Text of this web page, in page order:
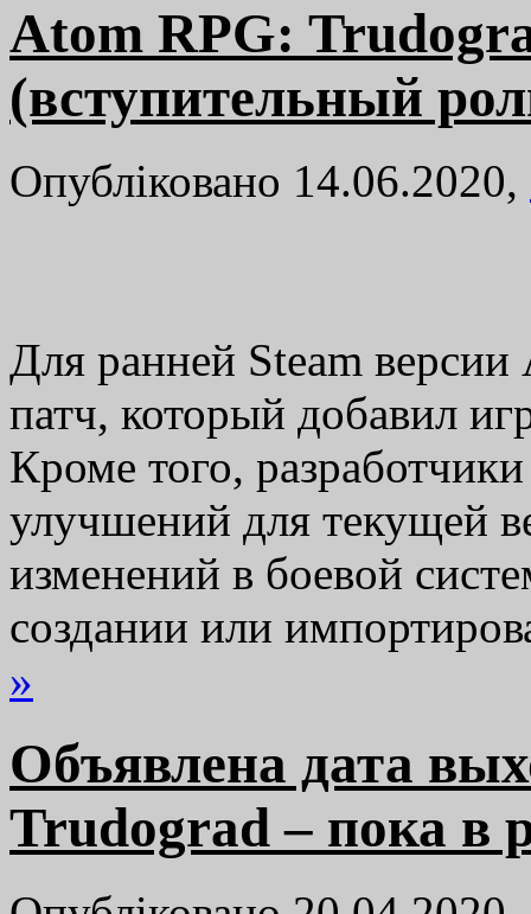
Atom RPG:
(вступительный
Опубліковано 14.06.2020,
Для ранней Steam
патч, который добавил
Кроме того,
улучшений для текущей
изменений в боевой
создании или
»
Объявлена дата
Trudograd – пока в